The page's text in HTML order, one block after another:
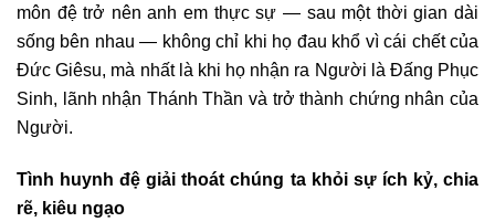
môn đệ trở nên anh em thực sự — sau một thời gian dài
sống bên nhau — không chỉ khi họ đau khổ vì cái chết của
Đức Giêsu, mà nhất là khi họ nhận ra Người là Đấng Phục
Sinh, lãnh nhận Thánh Thần và trở thành chứng nhân của
Người.
Tình huynh đệ giải thoát chúng ta khỏi sự ích kỷ, chia
rẽ, kiêu ngạo